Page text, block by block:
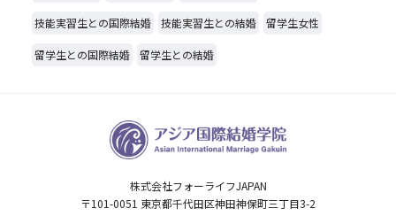
技能実習生との国際結婚 技能実習生との結婚 留学生女性
留学生との国際結婚 留学生との結婚
株式会社フォーライフJAPAN
〒101-0051 東京都千代田区神田神保町三丁目3-2